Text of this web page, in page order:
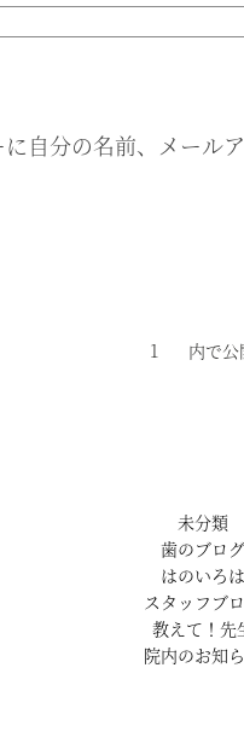
自分の名前、メール
1 内で公
未分類
歯のブログ
はのいろは
スタッフブ
教えて！先
院内のお知